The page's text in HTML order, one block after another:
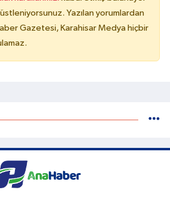
Yazılan yorumlardan
Gazetesi, Karahisar Medya hiçbir